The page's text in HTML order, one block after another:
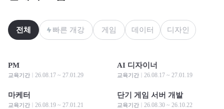
전체 빠른 개강 게임 데이터 디자인
모집 중
모집 중
PM
교육기간 26.08.17 ~ 27.01.29
모집 중
모집 중
AI 디자이너
교육기간 26.08.17 ~ 27.01.19
모집 중
모집 중
마케터
교육기간 26.08.19 ~ 27.01.21
모집 중
모집 중
단기 게임 서버 개발
교육기간 26.08.30 ~ 26.10.22